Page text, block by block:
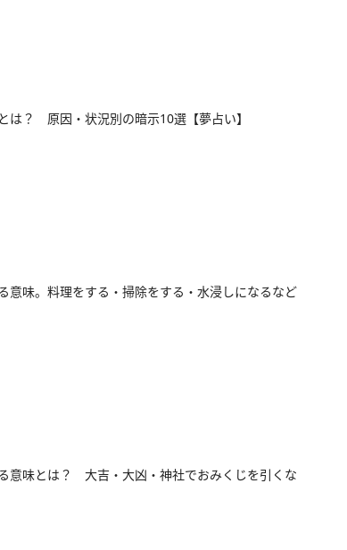
は？ 原因・状況別の暗示10選【夢占い】
意味。料理をする・掃除をする・水浸しになるなど
意味とは？ 大吉・大凶・神社でおみくじを引くな